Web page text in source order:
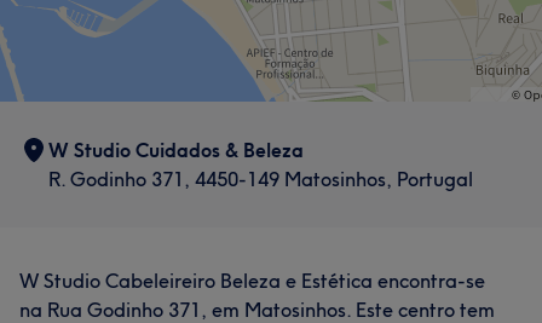
W Studio Cuidados & Beleza
R. Godinho 371, 4450-149 Matosinhos, Portugal
W Studio Cabeleireiro Beleza e Estética encontra-se
na Rua Godinho 371, em Matosinhos. Este centro tem